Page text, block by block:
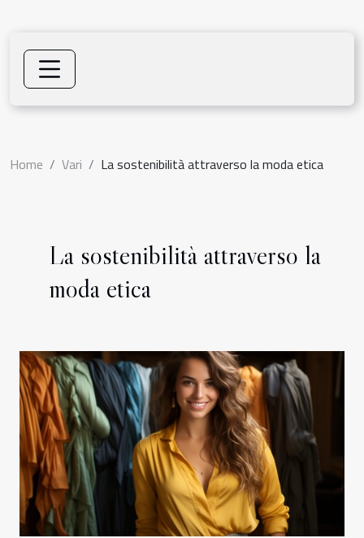
Home Vari La sostenibilità attraverso la moda etica
La sostenibilità attraverso la
moda etica